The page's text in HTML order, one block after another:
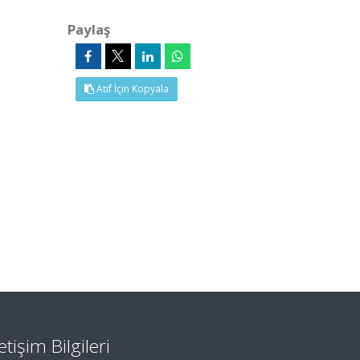
Paylaş
Atıf İçin Kopyala
Bilgileri